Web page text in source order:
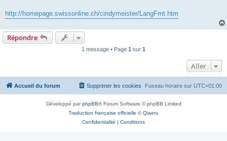
http://homepage.swissonline.ch/cindymeister/LangFmt.htm
Répondre
1 message • Page 1 sur 1
Aller
Accueil du forum Fuseau horaire sur UTC+01:00
Supprimer les cookies
Développé parphpBB® Forum Software © phpBB Limited
Traduction française officielle ©Qiaeru
Confidentialité | Conditions